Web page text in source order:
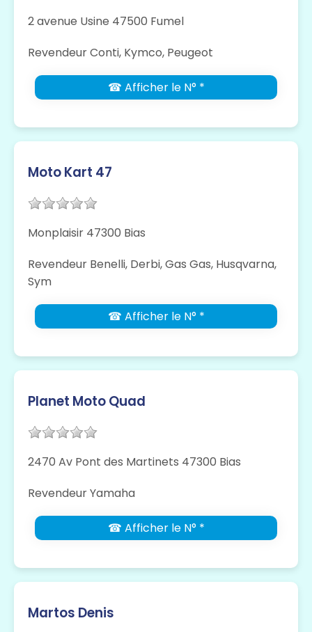
2 avenue Usine 47500 Fumel
Revendeur Conti, Kymco, Peugeot
☎ Afficher le N° *
Moto Kart 47
Monplaisir 47300 Bias
Revendeur Benelli, Derbi, Gas Gas, Husqvarna,
Sym
☎ Afficher le N° *
Planet Moto Quad
2470 Av Pont des Martinets 47300 Bias
Revendeur Yamaha
☎ Afficher le N° *
Martos Denis